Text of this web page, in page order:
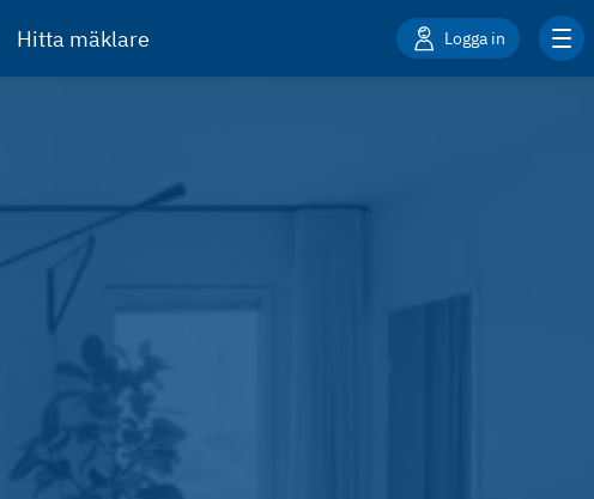
Hitta mäklare Logga in